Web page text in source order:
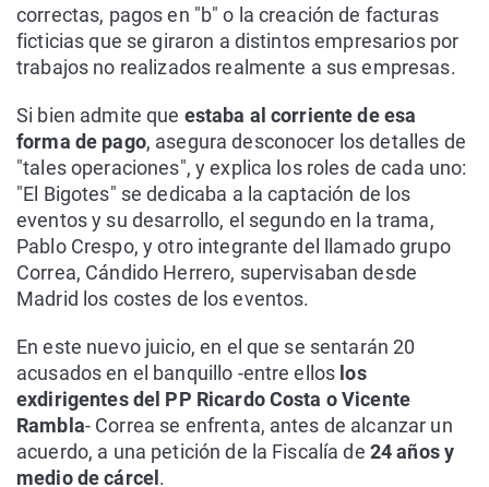
correctas, pagos en "b" o la creación de facturas
ficticias que se giraron a distintos empresarios por
trabajos no realizados realmente a sus empresas.
Si bien admite que estaba al corriente de esa
forma de pago, asegura desconocer los detalles de
"tales operaciones", y explica los roles de cada uno:
"El Bigotes" se dedicaba a la captación de los
eventos y su desarrollo, el segundo en la trama,
Pablo Crespo, y otro integrante del llamado grupo
Correa, Cándido Herrero, supervisaban desde
Madrid los costes de los eventos.
En este nuevo juicio, en el que se sentarán 20
acusados en el banquillo -entre ellos los
exdirigentes del PP Ricardo Costa o Vicente
Rambla- Correa se enfrenta, antes de alcanzar un
acuerdo, a una petición de la Fiscalía de 24 años y
medio de cárcel .